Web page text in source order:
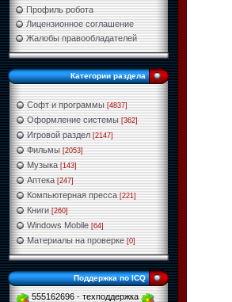
Профиль робота
Лицензионное соглашение
Жалобы правообладателей
Категории раздела
Софт и программы [4837]
Оформление системы [362]
Игровой раздел [2147]
Фильмы [2053]
Музыка [143]
Аптека [247]
Компьютерная пресса [221]
Книги [260]
Windows Mobile [64]
Материалы на проверке [0]
Поддержка по ICQ
555162696 - техподдержка